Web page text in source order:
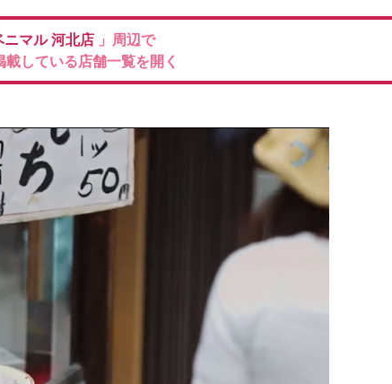
ニマル河北店 」周辺で
している店舗一覧を開く